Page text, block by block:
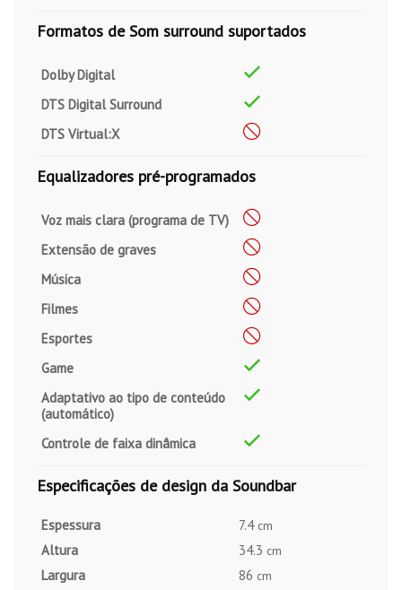
Formatos de Som surround suportados
Dolby Digital
DTS Digital Surround
DTS Virtual:X
Equalizadores pré-programados
Voz mais clara (programa de TV)
Extensão de graves
Música
Filmes
Esportes
Game
Adaptativo ao tipo de conteúdo
(automático)
Controle de faixa dinâmica
Especificações de design da Soundbar
Espessura 7.4 cm
Altura 34.3 cm
Largura 86 cm